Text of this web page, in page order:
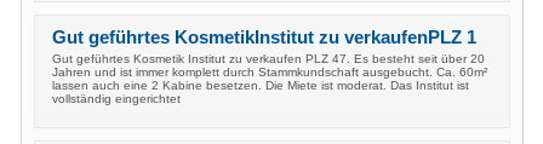
Gut geführtes KosmetikInstitut zu verkaufenPLZ 1
Gut geführtes Kosmetik Institut zu verkaufen PLZ 47. Es besteht seit über 20
Jahren und ist immer komplett durch Stammkundschaft ausgebucht. Ca. 60m²
lassen auch eine 2 Kabine besetzen. Die Miete ist moderat. Das Institut ist
vollständig eingerichtet